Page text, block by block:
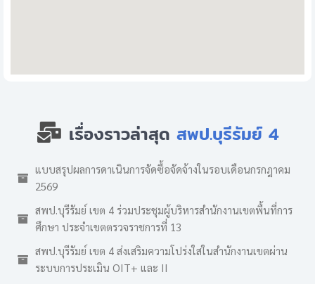
เรื่องราวล่าสุด สพป.บุรีรัมย์ 4
แบบสรุปผลการดาเนินการจัดซื้อจัดจ้างในรอบเดือนกรกฎาคม
2569
สพป.บุรีรัมย์ เขต 4 ร่วมประชุมผู้บริหารสำนักงานเขตพื้นที่การ
ศึกษา ประจำเขตตรวจราชการที่ 13
สพป.บุรีรัมย์ เขต 4 ส่งเสริมความโปร่งใสในสำนักงานเขตผ่าน
ระบบการประเมิน OIT+ และ II